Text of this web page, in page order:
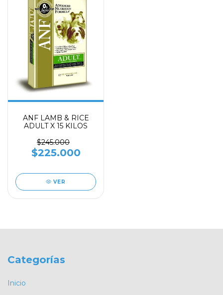
ANF LAMB & RICE
ADULT X 15 KILOS
$245.000
$225.000
VER
Categorías
Inicio